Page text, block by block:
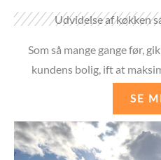
Udvidelse af køkken
Som så mange gange før,
kundens bolig, ift at
SE